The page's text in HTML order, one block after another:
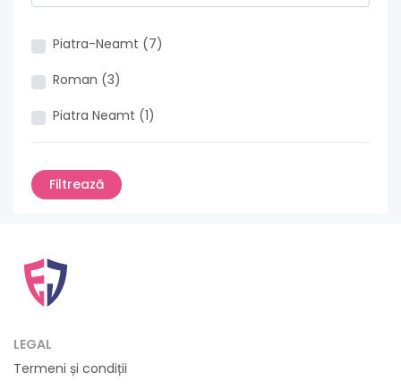
Piatra-Neamt (7)
Roman (3)
Piatra Neamt (1)
LEGAL
Termeni și condiții